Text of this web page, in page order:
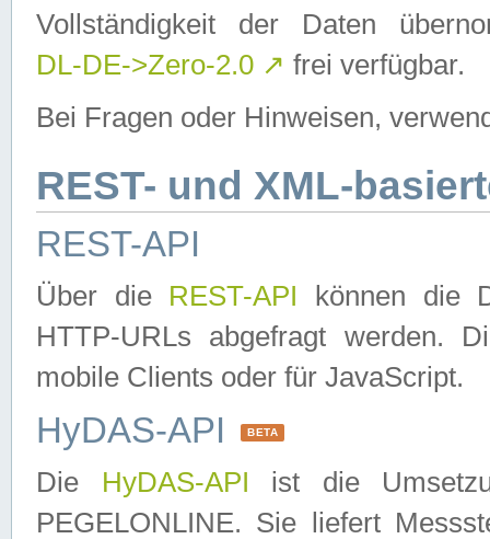
Vollständigkeit der Daten
DL-DE->Zero-2.0 ↗ frei verfügbar.
Bei Fragen oder Hinweisen,
REST- und XML-
REST-API
Über die REST-API können die
HTTP-URLs abgefragt werden.
mobile Clients oder für JavaScript.
HyDAS-API BETA
Die HyDAS-API ist die
PEGELONLINE. Sie liefert